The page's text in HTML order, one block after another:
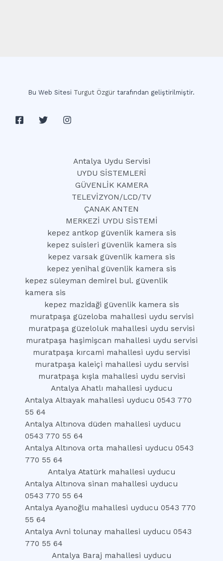
Bu Web Sitesi Turgut Özgür tarafından geliştirilmiştir.
Antalya Uydu Servisi
UYDU SİSTEMLERİ
GÜVENLİK KAMERA
TELEVİZYON/LCD/TV
ÇANAK ANTEN
MERKEZİ UYDU SİSTEMİ
kepez antkop güvenlik kamera sis
kepez suisleri güvenlik kamera sis
kepez varsak güvenlik kamera sis
kepez yenihal güvenlik kamera sis
kepez süleyman demirel bul. güvenlik
kamera sis
kepez mazidaği güvenlik kamera sis
muratpaşa güzeloba mahallesi uydu servisi
muratpaşa güzeloluk mahallesi uydu servisi
muratpaşa haşimişcan mahallesi uydu servisi
muratpaşa kırcami mahallesi uydu servisi
muratpaşa kaleiçi mahallesi uydu servisi
muratpaşa kışla mahallesi uydu servisi
Antalya Ahatlı mahallesi uyducu
Antalya Altıayak mahallesi uyducu 0543 770
55 64
Antalya Altınova düden mahallesi uyducu
0543 770 55 64
Antalya Altınova orta mahallesi uyducu 0543
770 55 64
Antalya Atatürk mahallesi uyducu
Antalya Altınova sinan mahallesi uyducu
0543 770 55 64
Antalya Ayanoğlu mahallesi uyducu 0543 770
55 64
Antalya Avni tolunay mahallesi uyducu 0543
770 55 64
Antalya Baraj mahallesi uyducu